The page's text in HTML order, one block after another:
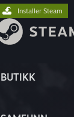
BUTIKK
Installer Steam